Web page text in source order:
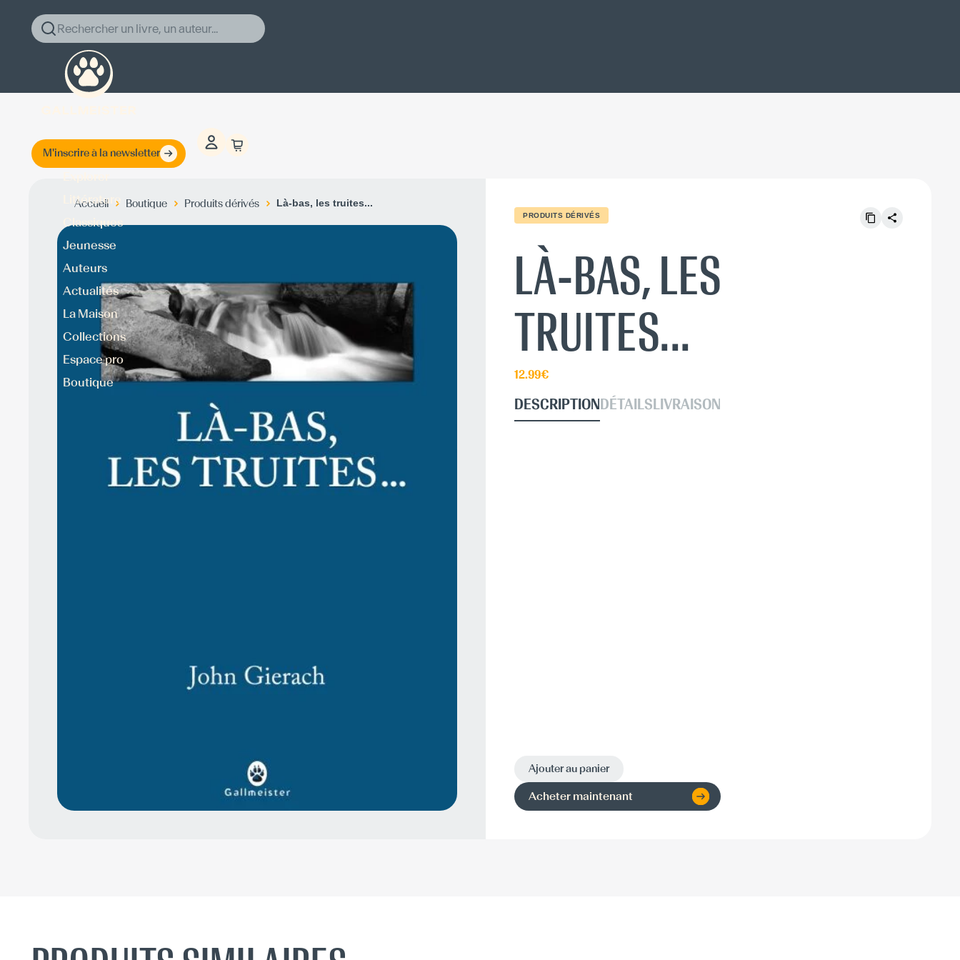
Rechercher un livre, un auteur...
M'inscrire à la newsletter
Littérature
Classiques
Jeunesse
Auteurs
Actualités
La Maison
Collections
Espace pro
Boutique
Accueil Boutique Produits dérivés Là-bas, les truites...
PRODUITS DÉRIVÉS
LÀ-BAS, LES
TRUITES...
12.99€
DESCRIPTIONDÉTAILSLIVRAISON
Ajouter au panier
Acheter maintenant